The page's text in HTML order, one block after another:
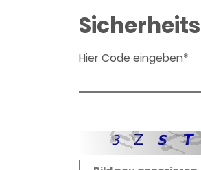
Hier Code eingeben*